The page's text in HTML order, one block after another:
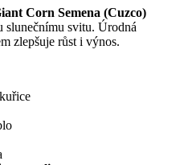
Corn Semena (Cuzco)
slunečnímu svitu. Úrodná
zlepšuje růst i výnos.